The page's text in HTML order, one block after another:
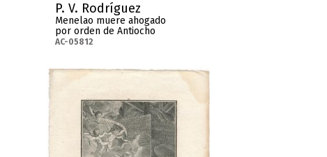
P. V. Rodríguez
Menelao muere ahogado
por orden de Antiocho
AC-05812